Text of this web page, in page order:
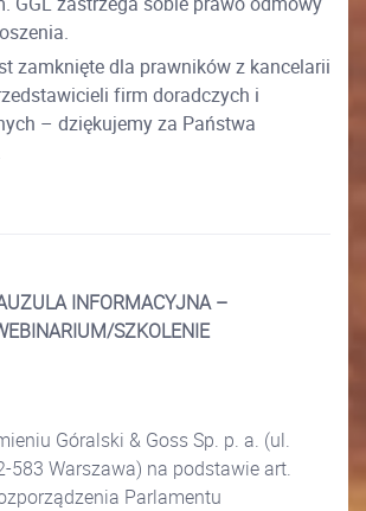
zamknięte dla prawników z kancelarii
firm doradczych i
– dziękujemy za Państwa
INFORMACYJNA –
SZKOLENIE
Góralski & Goss Sp. p. a. (ul.
583 Warszawa) na podstawie art.
Parlamentu